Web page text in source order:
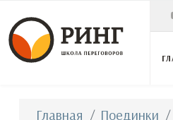
Главная Поединки